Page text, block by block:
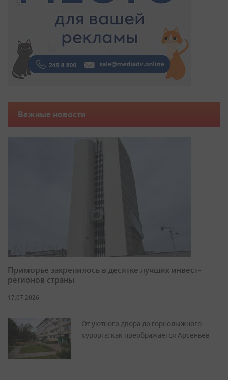
Важные новости
Приморье закрепилось в десятке лучших инвест-
регионов страны
17.07.2026
От уютного двора до горнолыжного
курорта: как преображается Арсеньев